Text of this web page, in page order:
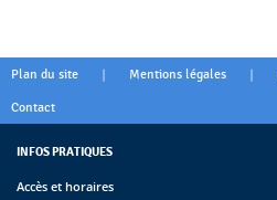
Plan du site | Mentions légales |
Contact
INFOS PRATIQUES
Accès et horaires